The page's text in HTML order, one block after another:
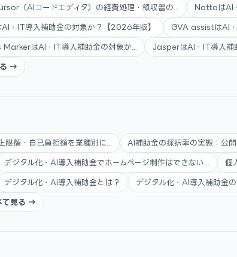
（AIコードエディタ）の経費処理・領収書の... NottaはAI
AI・IT導入補助金の対象か？【2026年版】 GVA assistはAI
MarkerはAI・IT導入補助金の対象か... JasperはAI・IT導入補
る →
額・自己負担額を業種別に... AI補助金の採択率の実態：公
デジタル化・AI導入補助金でホームページ制作はできない... 個
デジタル化・AI導入補助金とは？ デジタル化・AI導入補助金
て見る →